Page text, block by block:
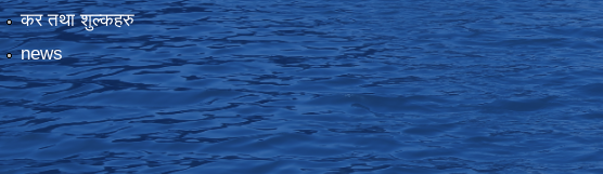
कर तथा शुल्कहरु
news